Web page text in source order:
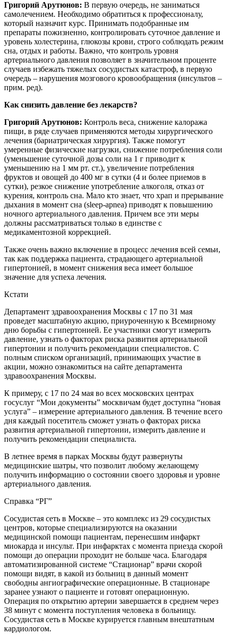
Григорий Арутюнов: В первую очередь, не заниматься
самолечением. Необходимо обратиться к профессионалу,
который назначит курс. Принимать подобранные им
препараты пожизненно, контролировать суточное давление и
уровень холестерина, глюкозы крови, строго соблюдать режим
сна, отдых и работы. Важно, что контроль уровня
артериального давления позволяет в значительном проценте
случаев избежать тяжелых сосудистых катастроф, в первую
очередь – нарушения мозгового кровообращения (инсультов –
прим. ред).
Как снизить давление без лекарств?
Григорий Арутюнов: Контроль веса, снижение калоража
пищи, в ряде случаев применяются методы хирургического
лечения (бариатрическая хирургия). Также помогут
умеренные физические нагрузки, снижение потребления соли
(уменьшение суточной дозы соли на 1 г приводит к
уменьшению на 1 мм рт. ст.), увеличение потребления
фруктов и овощей до 400 мг в сутки (4 и более приемов в
сутки), резкое снижение употребление алкоголя, отказ от
курения, контроль сна. Мало кто знает, что храп и прерывание
дыхания в момент сна (sleep-apnea) приводят к повышению
ночного артериального давления. Причем все эти меры
должны рассматриваться только в единстве с
медикаментозной коррекцией.
Также очень важно включение в процесс лечения всей семьи,
так как поддержка пациента, страдающего артериальной
гипертонией, в момент снижения веса имеет большое
значение для успеха лечения.
Кстати
Департамент здравоохранения Москвы с 17 по 31 мая
проведет масштабную акцию, приуроченную к Всемирному
дню борьбы с гипертонией. Ее участники смогут измерить
давление, узнать о факторах риска развития артериальной
гипертонии и получить рекомендации специалистов. С
полным списком организаций, принимающих участие в
акции, можно ознакомиться на сайте департамента
здравоохранения Москвы.
К примеру, с 17 по 24 мая во всех московских центрах
госуслуг “Мои документы” москвичам будет доступна “новая
услуга” – измерение артериального давления. В течение всего
дня каждый посетитель сможет узнать о факторах риска
развития артериальной гипертонии, измерить давление и
получить рекомендации специалиста.
В летнее время в парках Москвы будут развернуты
медицинские шатры, что позволит любому желающему
получить информацию о состоянии своего здоровья и уровне
артериального давления.
Справка “РГ”
Сосудистая сеть в Москве – это комплекс из 29 сосудистых
центров, которые специализируются на оказании
медицинской помощи пациентам, перенесшим инфаркт
миокарда и инсульт. При инфарктах с момента приезда скорой
помощи до операции проходит не больше часа. Благодаря
автоматизированной системе “Стационар” врачи скорой
помощи видят, в какой из больниц в данный момент
свободны ангиографические операционные. В стационаре
заранее узнают о пациенте и готовят операционную.
Операция по открытию артерии завершается в среднем через
38 минут с момента поступления человека в больницу.
Сосудистая сеть в Москве курируется главным внештатным
кардиологом.